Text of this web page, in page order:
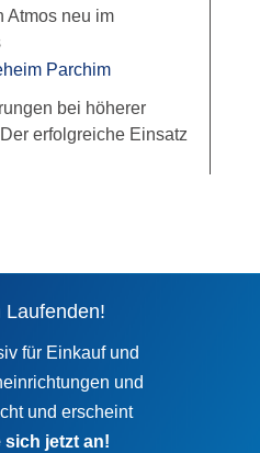
Atmos neu im
bei höherer
erfolgreiche Einsatz
Laufenden!
für Einkauf und
und
und erscheint
sich jetzt an!